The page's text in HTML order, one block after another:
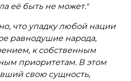
её быть не может."
что упадку любой нации
равнодушие народа,
к собственным
приоритетам. В этом
свою сущность,